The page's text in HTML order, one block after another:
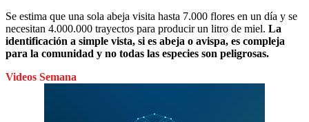
Se estima que una sola abeja visita hasta 7.000 flores en un día y se
necesitan 4.000.000 trayectos para producir un litro de miel. La
identificación a simple vista, si es abeja o avispa, es compleja
para la comunidad y no todas las especies son peligrosas.
Videos Semana